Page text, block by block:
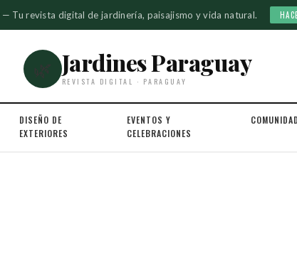
— Tu revista digital de jardinería, paisajismo y vida natural.
🌿 Jardines Paraguay
REVISTA DIGITAL · PARAGUAY
DISEÑO DE
EXTERIORES
EVENTOS Y
CELEBRACIONES
COMUNIDAD